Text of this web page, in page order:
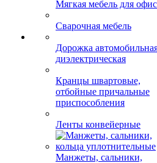
Мягкая мебель для офиса
Сварочная мебель
Дорожка автомобильная,
Кранцы швартовые,
отбойные причальные
приспособления